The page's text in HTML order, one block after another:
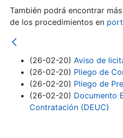
Erakutsi/Ezkutatu
También podrá encontrar
de los procedimientos en
(26-02-20) Aviso de
(26-02-20) Pliego de
(26-02-20) Pliego de
(26-02-20) Documento
Contratación (DEUC)